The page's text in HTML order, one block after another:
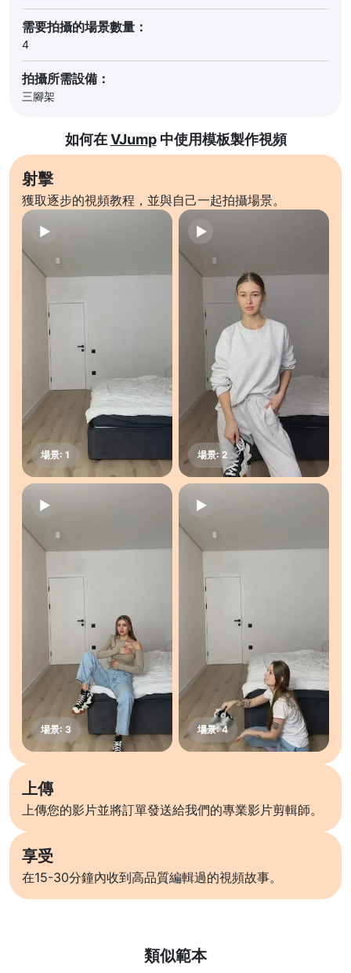
需要拍攝的場景數量：
4
拍攝所需設備：
三腳架
如何在VJump中使用模板製作視頻
射擊
獲取逐步的視頻教程，並與自己一起拍攝場景。
上傳
上傳您的影片並將訂單發送給我們的專業影片剪輯師。
享受
在15-30分鐘內收到高品質編輯過的視頻故事。
類似範本
了解更多